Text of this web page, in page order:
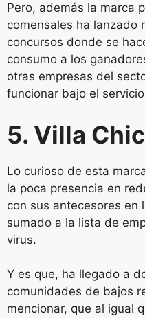
Pero, además la marca
comensales ha lanzado
concursos donde se
consumo a los
otras empresas del
funcionar bajo el servicio
5. Villa
Lo curioso de esta
la poca presencia en
con sus antecesores en
sumado a la lista de
virus.
Y es que, ha llegado a
comunidades de bajos
mencionar, que al igual